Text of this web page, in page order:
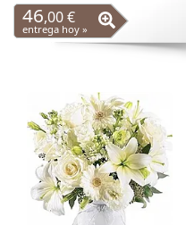
46,00 €
entrega hoy »